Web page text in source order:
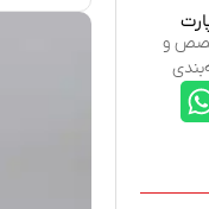
و